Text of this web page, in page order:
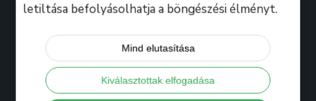
letiltása befolyásolhatja a böngészési élményt.
Mind elutasítása
Kiválasztottak elfogadása
Tanáraink
Bihari Mártonról
Referenciák